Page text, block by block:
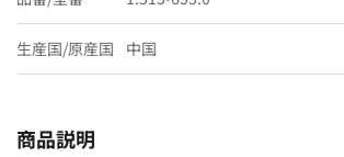
生産国/原産国 中国
商品説明